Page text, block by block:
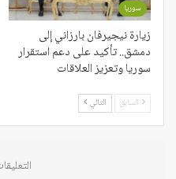
سوريا
زيارة نيجيرفان بارزاني إلى
دمشق.. تأكيد على دعم استقرار
سوريا وتعزيز العلاقات
السابق التالي